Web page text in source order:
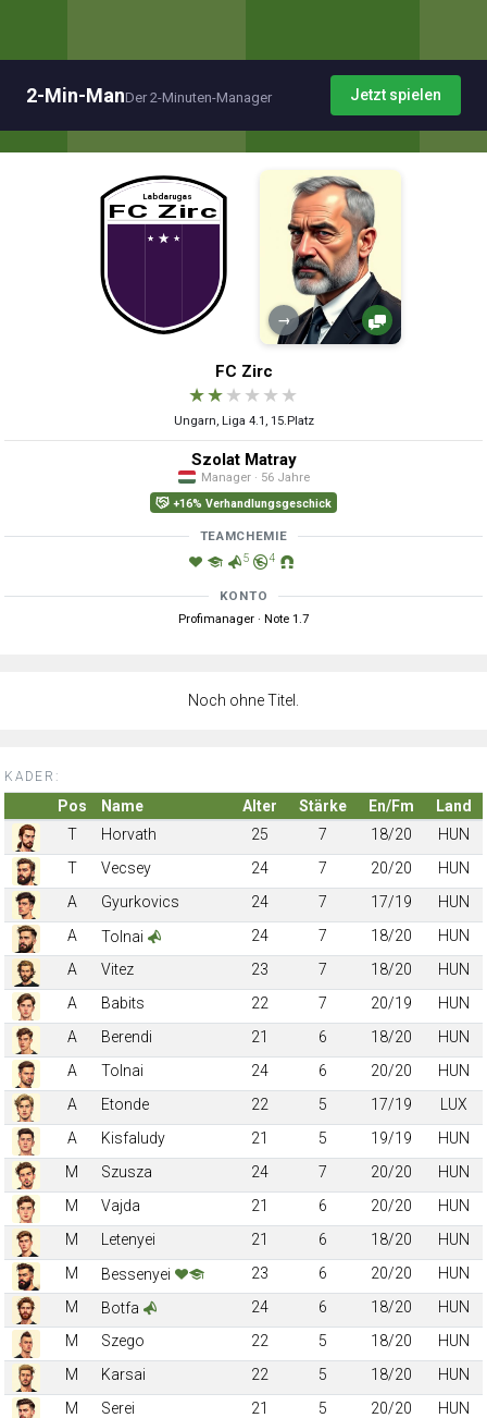
2-Min-ManDer 2-Minuten-Manager Jetzt spielen
→
FC Zirc
★★★ ★ ★ ★
Ungarn, Liga 4.1, 15.Platz
Szolat Matray
Manager · 56 Jahre
+16% Verhandlungsgeschick
TEAMCHEMIE
5 4
KONTO
Profimanager · Note 1.7
Noch ohne Titel.
KADER:
Pos Name Alter Stärke En/Fm
Land
T
Horvath 25 7 18/20
HUN
T
Vecsey 24 7 20/20
HUN
A
Gyurkovics 24 7 17/19
HUN
A
Tolnai 24 7 18/20
HUN
A
Vitez 23 7 18/20
HUN
A
Babits 22 7 20/19
HUN
A
Berendi 21 6 18/20
HUN
A
Tolnai 24 6 20/20
HUN
A
Etonde 22 5 17/19
LUX
A
Kisfaludy 21 5 19/19
HUN
M
Szusza 24 7 20/20
HUN
M
Vajda 21 6 20/20
HUN
M
Letenyei 21 6 18/20
HUN
M
Bessenyei 23 6 20/20
HUN
M
Botfa 24 6 18/20
HUN
M
Szego 22 5 18/20
HUN
M
Karsai 22 5 18/20
HUN
M
Serei 21 5 20/20
HUN